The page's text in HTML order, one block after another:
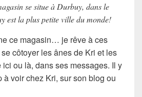
se situe à Durbuy, dans le
est la plus petite ville du monde!
ce magasin… je rêve à ces
côtoyer les ânes de Kri et les
ici ou là, dans ses messages. Il y
voir chez Kri, sur son blog ou